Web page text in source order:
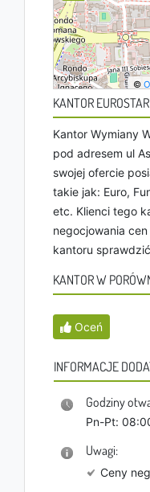
©
KANTOR EUROSTAR
Kantor Wymiany
pod adresem ul
swojej ofercie
takie jak: Euro,
etc. Klienci tego
negocjowania
kantoru
KANTOR W
Oceń
INFORMACJE
Godziny
Pn-Pt:
Uwagi:
Ceny